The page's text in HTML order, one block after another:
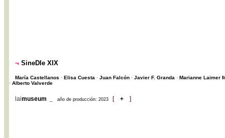
¬ SineDIe XIX
María Castellanos · Elisa Cuesta · Juan Falcón · Javier F. Granda · Marianne Laimer
· Alberto Valverde
laimuseum año de producción: 2023 [ + ]